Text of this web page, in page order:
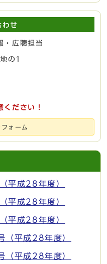
わせ
・広聴担当
の1
ださい！
ォーム
平成28年度）
平成28年度）
平成28年度）
（平成28年度）
（平成28年度）